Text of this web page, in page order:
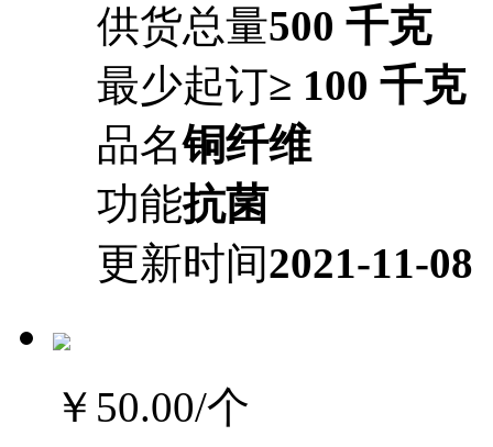
供货总量500 千克
最少起订≥ 100 千克
品名铜纤维
功能抗菌
更新时间2021-11-08
￥50.00/个